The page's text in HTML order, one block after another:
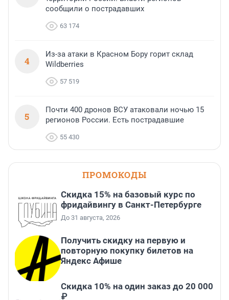
сообщили о пострадавших
63 174
4
Из-за атаки в Красном Бору горит склад
Wildberries
57 519
5
Почти 400 дронов ВСУ атаковали ночью 15
регионов России. Есть пострадавшие
55 430
ПРОМОКОДЫ
Скидка 15% на базовый курс по
фридайвингу в Санкт-Петербурге
До 31 августа, 2026
Получить скидку на первую и
повторную покупку билетов на
Яндекс Афише
Скидка 10% на один заказ до 20 000
₽